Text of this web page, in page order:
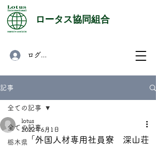
​ロータス協同組合
ログイン
記事
全ての記事
栃木県
全ての記事
「外国人材専用社員寮 深山荘
lotus
2022年6月1日